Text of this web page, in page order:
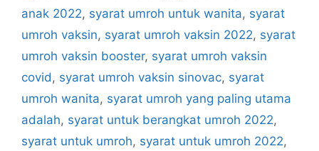
anak 2022, syarat umroh untuk wanita, syarat
umroh vaksin, syarat umroh vaksin 2022, syarat
umroh vaksin booster, syarat umroh vaksin
covid , syarat umroh vaksin sinovac, syarat
umroh wanita, syarat umroh yang paling utama
adalah, syarat untuk berangkat umroh 2022,
syarat untuk umroh, syarat untuk umroh 2022,